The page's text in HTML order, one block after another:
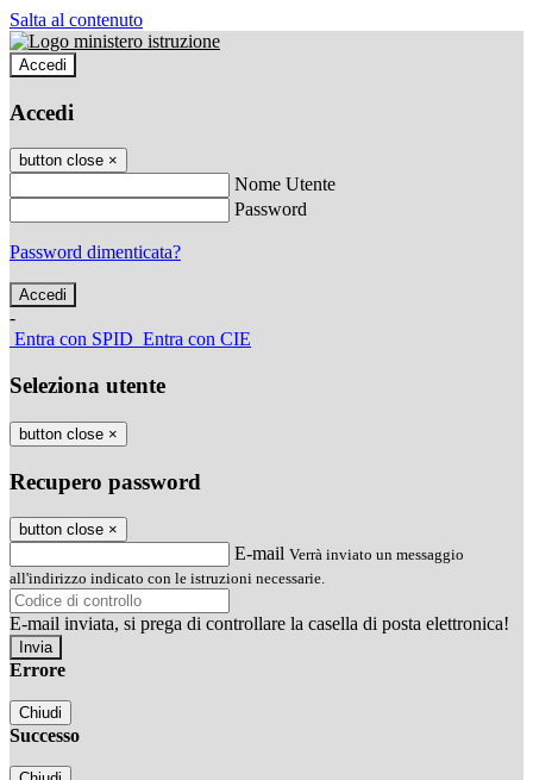
Salta al contenuto
Accedi
Accedi
button close ×
Nome Utente
Password
Password dimenticata?
-
Entra con SPID Entra con CIE
Seleziona utente
button close ×
Recupero password
button close ×
E-mail Verrà inviato un messaggio
all'indirizzo indicato con le istruzioni necessarie.
E-mail inviata, si prega di controllare la casella di posta elettronica!
Errore
Chiudi
Successo